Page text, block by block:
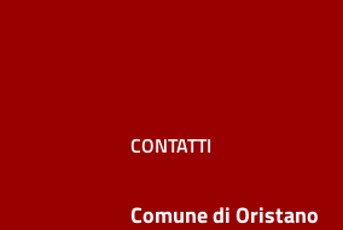
CONTATTI
Comune di Oristano